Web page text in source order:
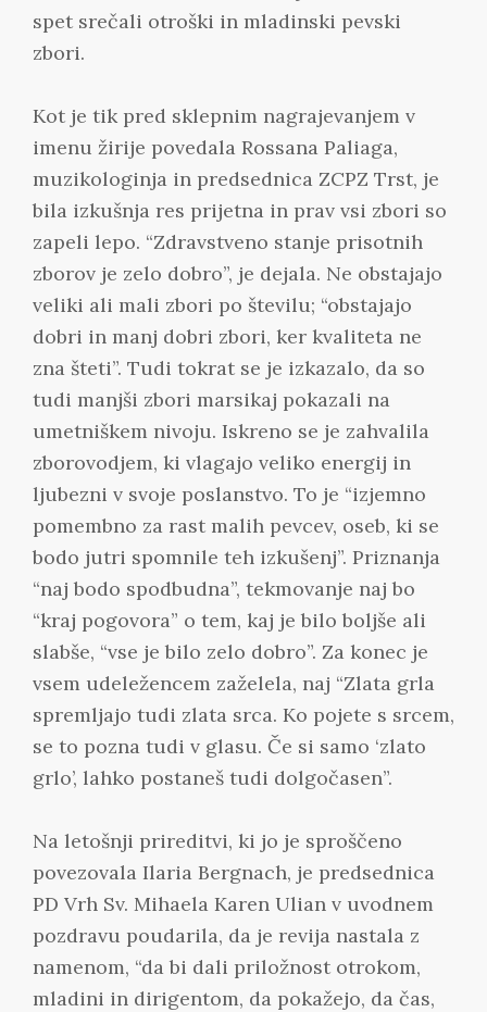
spet srečali otroški in mladinski pevski
zbori.
Kot je tik pred sklepnim nagrajevanjem v
imenu žirije povedala Rossana Paliaga,
muzikologinja in predsednica ZCPZ Trst, je
bila izkušnja res prijetna in prav vsi zbori so
zapeli lepo. “Zdravstveno stanje prisotnih
zborov je zelo dobro”, je dejala. Ne obstajajo
veliki ali mali zbori po številu; “obstajajo
dobri in manj dobri zbori, ker kvaliteta ne
zna šteti”. Tudi tokrat se je izkazalo, da so
tudi manjši zbori marsikaj pokazali na
umetniškem nivoju. Iskreno se je zahvalila
zborovodjem, ki vlagajo veliko energij in
ljubezni v svoje poslanstvo. To je “izjemno
pomembno za rast malih pevcev, oseb, ki se
bodo jutri spomnile teh izkušenj”. Priznanja
“naj bodo spodbudna”, tekmovanje naj bo
“kraj pogovora” o tem, kaj je bilo boljše ali
slabše, “vse je bilo zelo dobro”. Za konec je
vsem udeležencem zaželela, naj “Zlata grla
spremljajo tudi zlata srca. Ko pojete s srcem,
se to pozna tudi v glasu. Če si samo ‘zlato
grlo’, lahko postaneš tudi dolgočasen”.
Na letošnji prireditvi, ki jo je sproščeno
povezovala Ilaria Bergnach, je predsednica
PD Vrh Sv. Mihaela Karen Ulian v uvodnem
pozdravu poudarila, da je revija nastala z
namenom, “da bi dali priložnost otrokom,
mladini in dirigentom, da pokažejo, da čas,